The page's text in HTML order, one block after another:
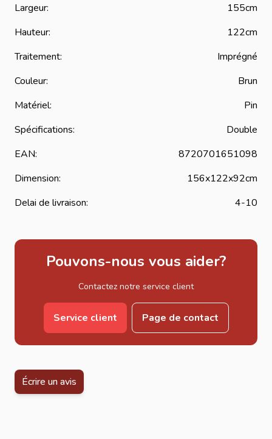
Largeur:
155cm
Hauteur:
122cm
Traitement:
Imprégné
Couleur:
Brun
Matériel:
Pin
Spécifications:
Double
EAN:
8720701651098
Dimension:
156x122x92cm
Delai de livraison:
4-10
Pouvons-nous vous aider?
Contactez notre service client
Service client Page de contact
Écrire un avis